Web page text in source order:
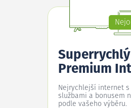
Superrychlý
Premium
Nejrychlejší internet s
službami a bonusem
podle vašeho výběru.